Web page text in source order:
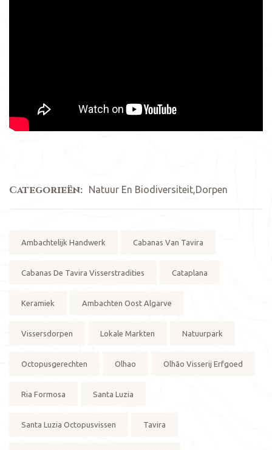
Categorieën: Natuur En Biodiversiteit,Dorpen
Ambachtelijk Handwerk Cabanas Van Tavira
Cabanas De Tavira Visserstradities Cataplana
Keramiek Ambachten Oost Algarve
Vissersdorpen Lokale Markten Natuurpark
Octopusgerechten Olhao Olhão Visserij Erfgoed
Ria Formosa Santa Luzia
Santa Luzia Octopusvissen Tavira